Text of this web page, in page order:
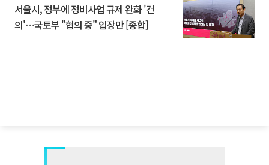
서울시, 정부에 정비사업 규제 완화 '건
의'⋯국토부 "협의 중" 입장만 [종합]